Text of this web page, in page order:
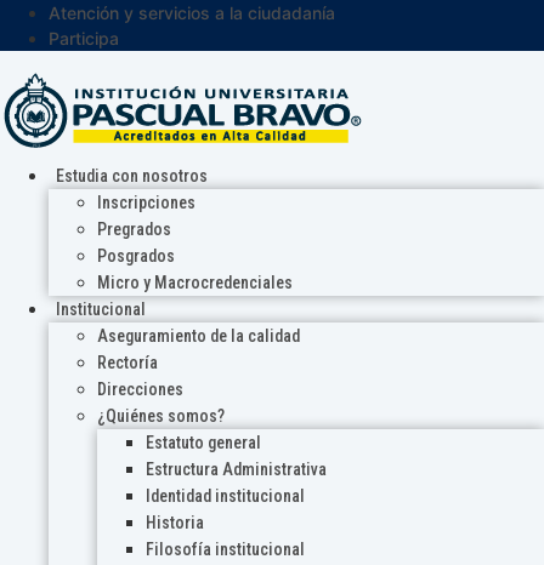
Atención y servicios a la ciudadanía
Participa
Estudia con nosotros
Inscripciones
Pregrados
Posgrados
Micro y Macrocredenciales
Institucional
Aseguramiento de la calidad
Rectoría
Direcciones
¿Quiénes somos?
Estatuto general
Estructura Administrativa
Identidad institucional
Historia
Filosofía institucional